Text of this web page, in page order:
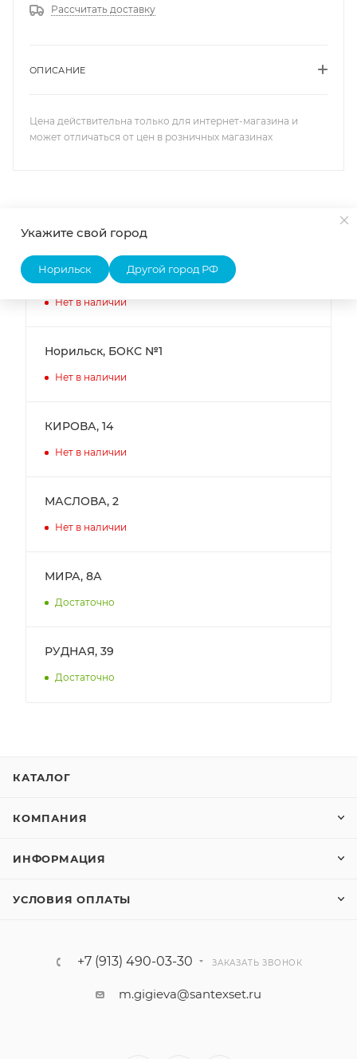
Рассчитать доставку
ОПИСАНИЕ
Цена действительна только для интернет-магазина и
может отличаться от цен в розничных магазинах
ОФИС Норильск
Нет в наличии
Норильск, БОКС №1
Нет в наличии
КИРОВА, 14
Нет в наличии
МАСЛОВА, 2
Нет в наличии
МИРА, 8А
Достаточно
РУДНАЯ, 39
Достаточно
КАТАЛОГ
КОМПАНИЯ
ИНФОРМАЦИЯ
УСЛОВИЯ ОПЛАТЫ
+7 (913) 490-03-30 ЗАКАЗАТЬ ЗВОНОК
m.gigieva@santexset.ru
Укажите свой город
Норильск Другой город РФ